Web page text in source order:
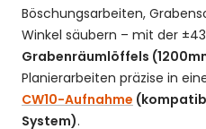
Böschungsarbeiten,
Winkel säubern – mit der
Grabenräumlöffels
Planierarbeiten präzise in
CW10-Aufnahme
System).